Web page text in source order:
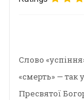
Слово
«смерть» — так
Пресвятої